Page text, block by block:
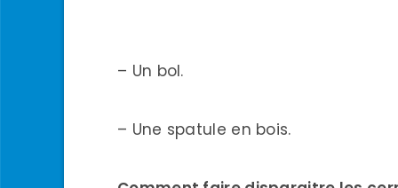
– Un bol.
– Une spatule en bois.